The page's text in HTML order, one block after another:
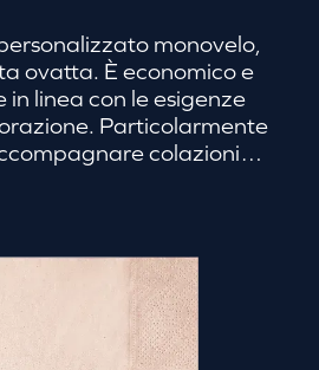
monovelo,
ovatta. È economico e
linea con le esigenze
Particolarmente
colazioni,